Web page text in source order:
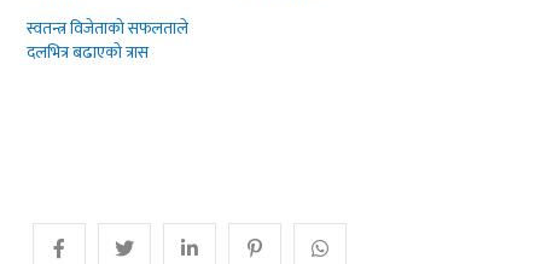
स्वतन्त्र विजेताको सफलताले
दलभित्र बढाएको त्रास